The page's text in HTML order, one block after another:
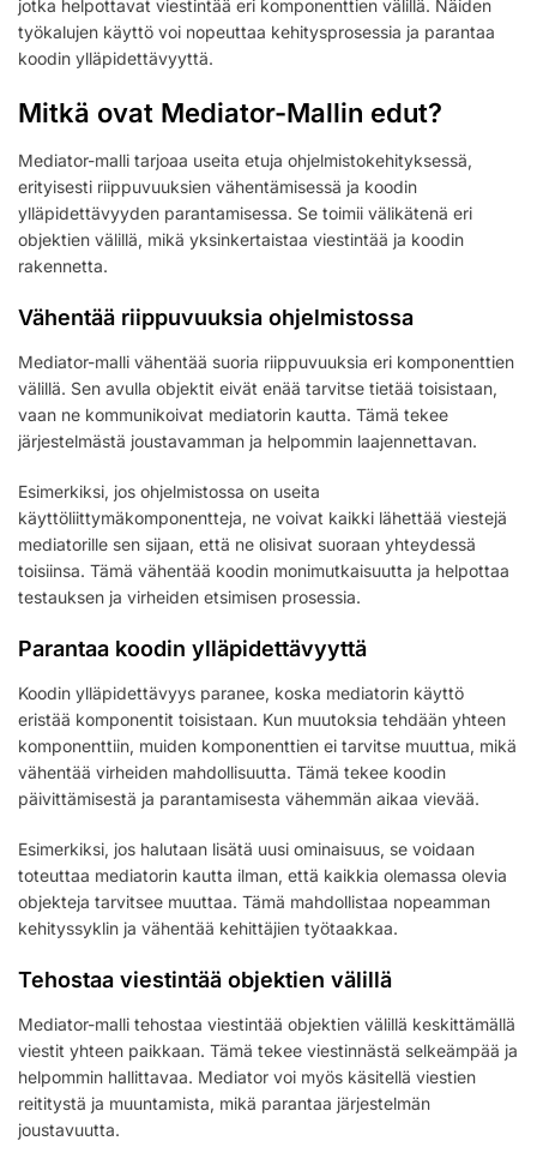
jotka helpottavat viestintää eri komponenttien välillä. Näiden
työkalujen käyttö voi nopeuttaa kehitysprosessia ja parantaa
koodin ylläpidettävyyttä.
Mitkä ovat Mediator-Mallin edut?
Mediator-malli tarjoaa useita etuja ohjelmistokehityksessä,
erityisesti riippuvuuksien vähentämisessä ja koodin
ylläpidettävyyden parantamisessa. Se toimii välikätenä eri
objektien välillä, mikä yksinkertaistaa viestintää ja koodin
rakennetta.
Vähentää riippuvuuksia ohjelmistossa
Mediator-malli vähentää suoria riippuvuuksia eri komponenttien
välillä. Sen avulla objektit eivät enää tarvitse tietää toisistaan,
vaan ne kommunikoivat mediatorin kautta. Tämä tekee
järjestelmästä joustavamman ja helpommin laajennettavan.
Esimerkiksi, jos ohjelmistossa on useita
käyttöliittymäkomponentteja, ne voivat kaikki lähettää viestejä
mediatorille sen sijaan, että ne olisivat suoraan yhteydessä
toisiinsa. Tämä vähentää koodin monimutkaisuutta ja helpottaa
testauksen ja virheiden etsimisen prosessia.
Parantaa koodin ylläpidettävyyttä
Koodin ylläpidettävyys paranee, koska mediatorin käyttö
eristää komponentit toisistaan. Kun muutoksia tehdään yhteen
komponenttiin, muiden komponenttien ei tarvitse muuttua, mikä
vähentää virheiden mahdollisuutta. Tämä tekee koodin
päivittämisestä ja parantamisesta vähemmän aikaa vievää.
Esimerkiksi, jos halutaan lisätä uusi ominaisuus, se voidaan
toteuttaa mediatorin kautta ilman, että kaikkia olemassa olevia
objekteja tarvitsee muuttaa. Tämä mahdollistaa nopeamman
kehityssyklin ja vähentää kehittäjien työtaakkaa.
Tehostaa viestintää objektien välillä
Mediator-malli tehostaa viestintää objektien välillä keskittämällä
viestit yhteen paikkaan. Tämä tekee viestinnästä selkeämpää ja
helpommin hallittavaa. Mediator voi myös käsitellä viestien
reititystä ja muuntamista, mikä parantaa järjestelmän
joustavuutta.